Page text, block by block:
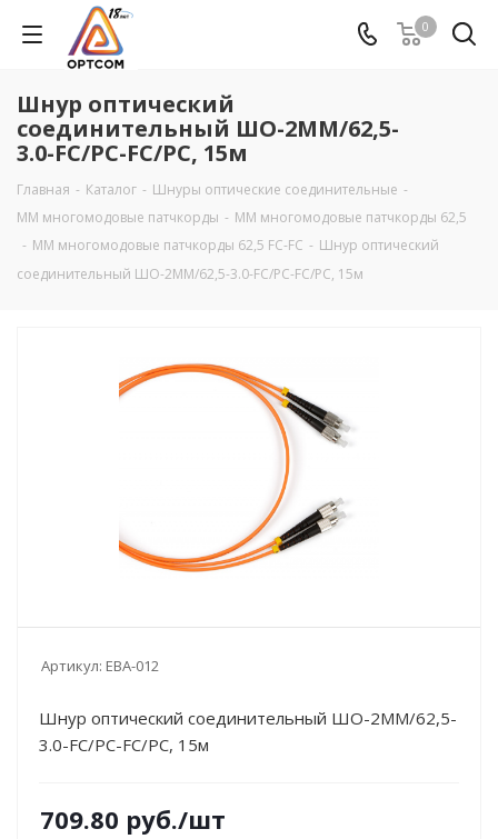
0
Шнур оптический
соединительный ШО-2MM/62,5-
3.0-FC/PC-FC/PC, 15м
Главная - Каталог - Шнуры оптические соединительные -
MM многомодовые патчкорды - ММ многомодовые патчкорды 62,5
- ММ многомодовые патчкорды 62,5 FC-FC - Шнур оптический
соединительный ШО-2MM/62,5-3.0-FC/PC-FC/PC, 15м
Артикул: EBA-012
Шнур оптический соединительный ШО-2MM/62,5-
3.0-FC/PC-FC/PC, 15м
709.80 руб./шт